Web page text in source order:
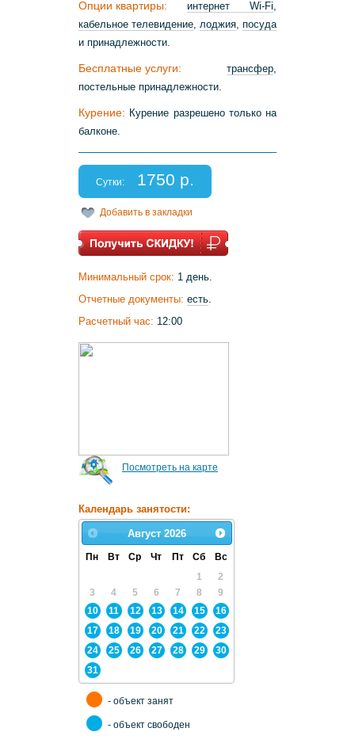
Опции квартиры: интернет Wi-Fi
кабельное телевидение лоджия посуда
и принадлежности.
Бесплатные услуги: трансфер
постельные принадлежности.
Курение: Курение разрешено только на
балконе.
Сутки: 1750 р.
Добавить в закладки
Минимальный срок: 1 день.
Отчетные документы: есть
Расчетный час: 12:00
Посмотреть на карте
Календарь занятости:
Август 2026
Пн Вт Ср Чт Пт Сб
Вс
1
2
3
4 5 6 7 8
9
10
11 12 13 14 15
16
17
18 19 20 21 22
23
24
25 26 27 28 29
30
31
- объект занят
- объект свободен